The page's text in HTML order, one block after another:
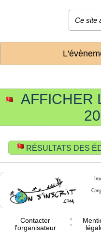
Ce site
AFFICHER
RÉSULTATS DES
Les visuels présents sur ce site sont de la
Les logos de sponsors/partenaires sont publiés
Contacter
l'organisateur